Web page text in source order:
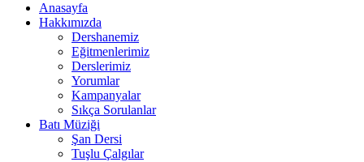
Anasayfa
Hakkımızda
Dershanemiz
Eğitmenlerimiz
Derslerimiz
Yorumlar
Kampanyalar
Sıkça Sorulanlar
Batı Müziği
Şan Dersi
Tuşlu Çalgılar